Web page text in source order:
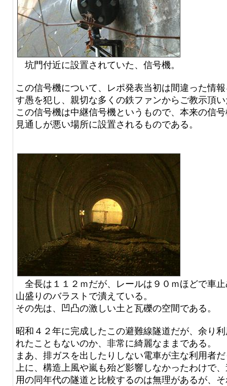
坑門付近に設置されていた、信号機。
この信号機について、レポ発表当初は間違った情
す愚を犯し、親切な多くの鉄ファンからご教示頂
この信号機は中継信号機というもので、本来の信
見通しが悪い場所に設置されるものである。
全長は１１２ｍだが、レールは９０ｍほどで車
山盛りのバラストで潰えている。
その先は、凹凸の激しい土と瓦礫の空間である。
昭和４２年に完成したこの避難線隧道だが、余り
れたこともないのか、非常に綺麗なままである。
まあ、排ガスを出したりしない電車が主な利用者
上に、構造上風や嵐も殆ど影響しなかったわけで
用の同年代の隧道と比較するのは無理があるが、